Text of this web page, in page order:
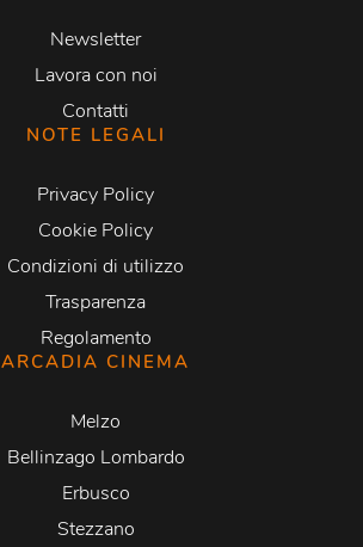
Newsletter
Lavora con noi
Contatti
NOTE LEGALI
Privacy Policy
Cookie Policy
Condizioni di utilizzo
Trasparenza
Regolamento
ARCADIA CINEMA
Melzo
Bellinzago Lombardo
Erbusco
Stezzano